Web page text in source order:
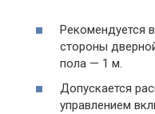
Рекомендуется
стороны
пола — 1 м.
Допускается
управлением